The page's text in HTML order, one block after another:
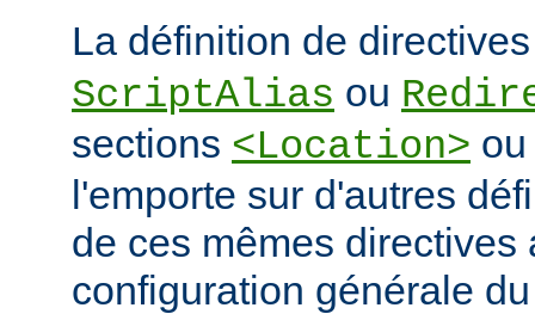
La définition de
ScriptAlias ou
sections <Location>
l'emporte sur d'autres
de ces mêmes directives
configuration générale